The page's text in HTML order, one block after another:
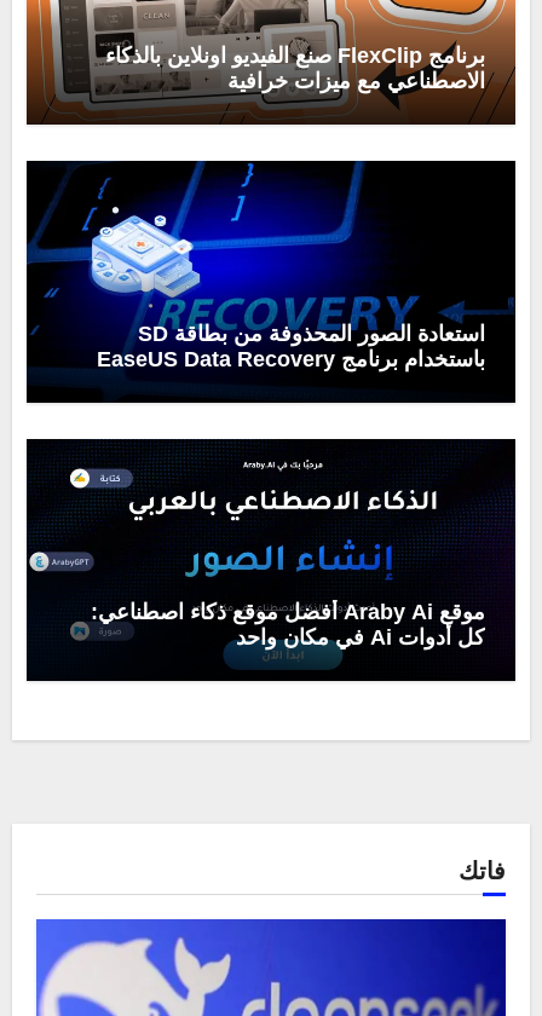
برنامج FlexClip صنع الفيديو اونلاين بالذكاء
الاصطناعي مع ميزات خرافية
استعادة الصور المحذوفة من بطاقة SD
باستخدام برنامج EaseUS Data Recovery
موقع Araby Ai أفضل موقع ذكاء اصطناعي:
كل أدوات Ai في مكان واحد
فاتك